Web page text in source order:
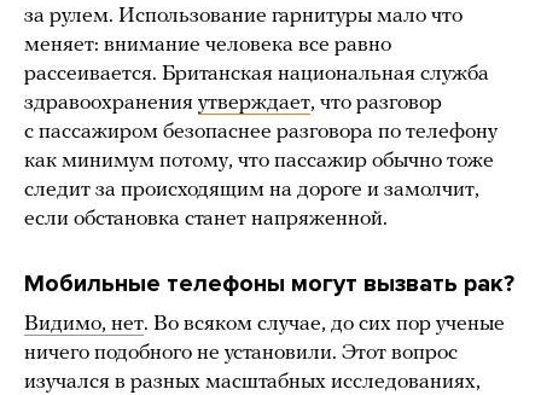
за рулем. Использование гарнитуры мало что
меняет: внимание человека все равно
рассеивается. Британская национальная служба
здравоохранения утверждает, что разговор
с пассажиром безопаснее разговора по телефону
как минимум потому, что пассажир обычно тоже
следит за происходящим на дороге и замолчит,
если обстановка станет напряженной.
Мобильные телефоны могут вызвать рак?
Видимо, нет. Во всяком случае, до сих пор ученые
ничего подобного не установили. Этот вопрос
изучался в разных масштабных исследованиях,